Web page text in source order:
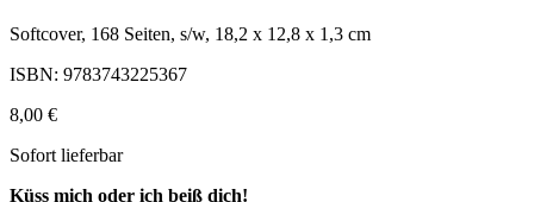
Softcover, 168 Seiten, s/w, 18,2 x 12,8 x 1,3 cm
ISBN: 9783743225367
8,00 €
Sofort lieferbar
Küss mich oder ich beiß dich!